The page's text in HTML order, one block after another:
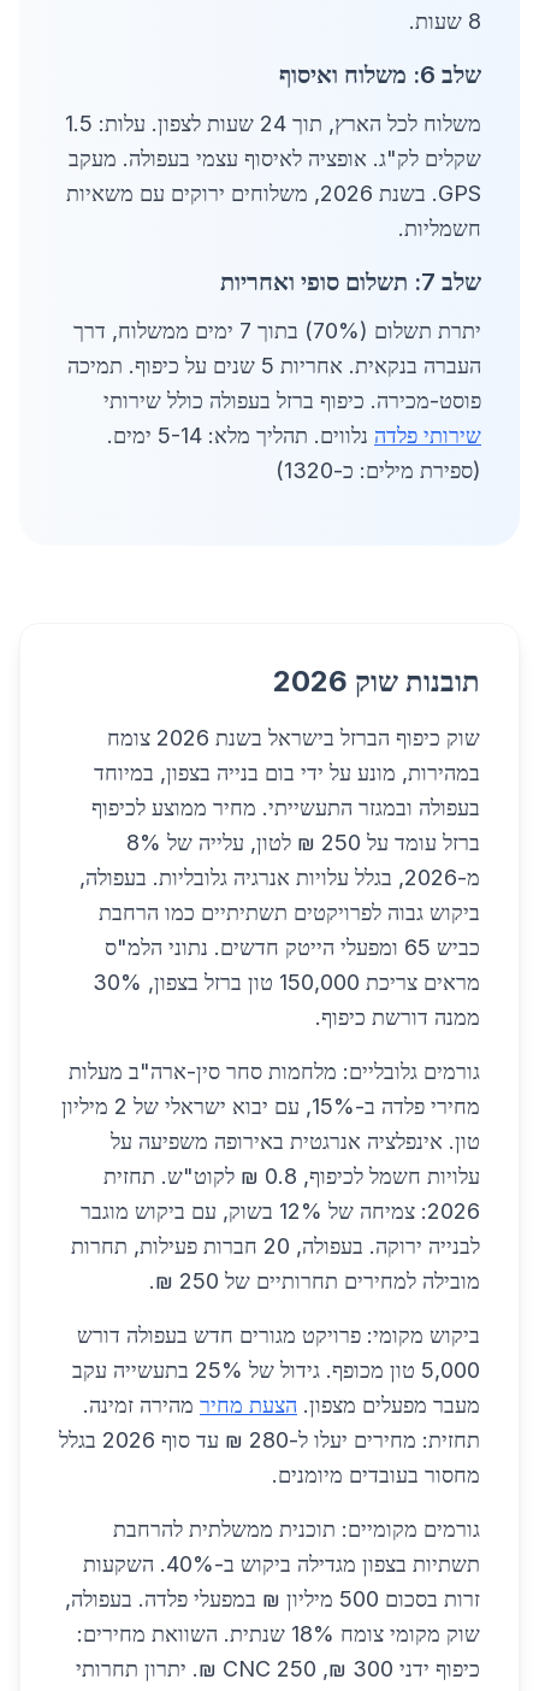
8 שעות.
שלב 6: משלוח ואיסוף
משלוח לכל הארץ, תוך 24 שעות לצפון. עלות: 1.5
שקלים לק"ג. אופציה לאיסוף עצמי בעפולה. מעקב
GPS. בשנת 2026, משלוחים ירוקים עם משאיות
חשמליות.
שלב 7: תשלום סופי ואחריות
יתרת תשלום (70%) בתוך 7 ימים ממשלוח, דרך
העברה בנקאית. אחריות 5 שנים על כיפוף. תמיכה
פוסט-מכירה. כיפוף ברזל בעפולה כולל שירותי
שירותי פלדה
נלווים. תהליך מלא: 5-14 ימים.
(ספירת מילים: כ-1320)
תובנות שוק 2026
שוק כיפוף הברזל בישראל בשנת 2026 צומח
במהירות, מונע על ידי בום בנייה בצפון, במיוחד
בעפולה ובמגזר התעשייתי. מחיר ממוצע לכיפוף
ברזל עומד על 250 ₪ לטון, עלייה של 8%
מ-2026, בגלל עלויות אנרגיה גלובליות. בעפולה,
ביקוש גבוה לפרויקטים תשתיתיים כמו הרחבת
כביש 65 ומפעלי הייטק חדשים. נתוני הלמ"ס
מראים צריכת 150,000 טון ברזל בצפון, 30%
ממנה דורשת כיפוף.
גורמים גלובליים: מלחמות סחר סין-ארה"ב מעלות
מחירי פלדה ב-15%, עם יבוא ישראלי של 2 מיליון
טון. אינפלציה אנרגטית באירופה משפיעה על
עלויות חשמל לכיפוף, 0.8 ₪ לקוט"ש. תחזית
2026: צמיחה של 12% בשוק, עם ביקוש מוגבר
לבנייה ירוקה. בעפולה, 20 חברות פעילות, תחרות
מובילה למחירים תחרותיים של 250 ₪.
ביקוש מקומי: פרויקט מגורים חדש בעפולה דורש
5,000 טון מכופף. גידול של 25% בתעשייה עקב
מעבר מפעלים מצפון. הצעת מחיר מהירה זמינה.
תחזית: מחירים יעלו ל-280 ₪ עד סוף 2026 בגלל
מחסור בעובדים מיומנים.
גורמים מקומיים: תוכנית ממשלתית להרחבת
תשתיות בצפון מגדילה ביקוש ב-40%. השקעות
זרות בסכום 500 מיליון ₪ במפעלי פלדה. בעפולה,
שוק מקומי צומח 18% שנתית. השוואת מחירים:
כיפוף ידני 300 ₪, CNC 250 ₪. יתרון תחרותי